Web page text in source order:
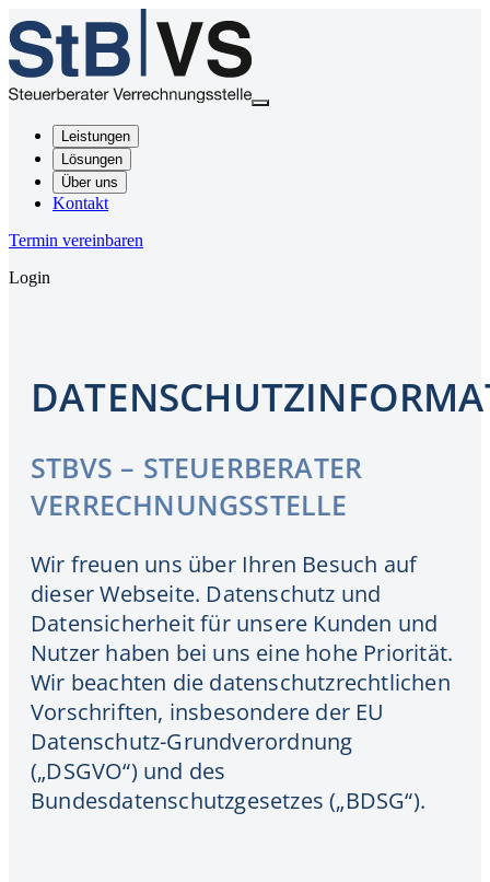
Leistungen
Lösungen
Über uns
Kontakt
Termin vereinbaren
Login
STBVS – STEUERBERATER
VERRECHNUNGSSTELLE
Wir freuen uns über Ihren Besuch auf
dieser Webseite. Datenschutz und
Datensicherheit für unsere Kunden und
Nutzer haben bei uns eine hohe Priorität.
Wir beachten die datenschutzrechtlichen
Vorschriften, insbesondere der EU
Datenschutz-Grundverordnung
(„DSGVO“) und des
Bundesdatenschutzgesetzes („BDSG“).